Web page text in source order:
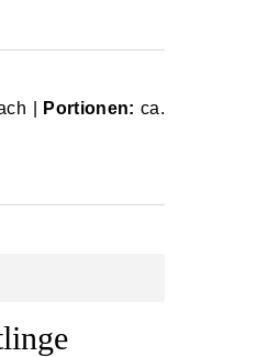
| Portionen: ca.